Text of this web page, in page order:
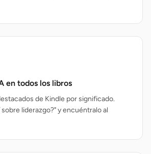
en todos los libros
de Kindle por significado.
sobre liderazgo?" y encuéntralo al